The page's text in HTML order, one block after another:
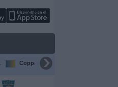
Coppa del Mondo FIFA per club